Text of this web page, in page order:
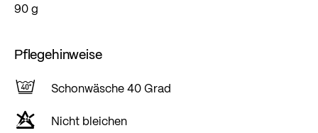
90 g
Pflegehinweise
Schonwäsche 40 Grad
Nicht bleichen